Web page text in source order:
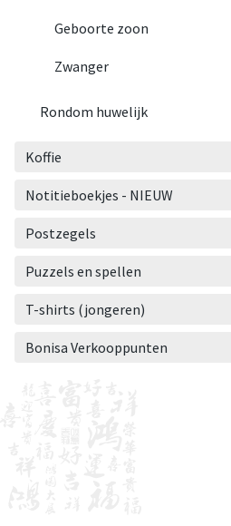
Geboorte zoon
Zwanger
Rondom huwelijk
Koffie
Notitieboekjes - NIEUW
Postzegels
Puzzels en spellen
T-shirts (jongeren)
Bonisa Verkooppunten